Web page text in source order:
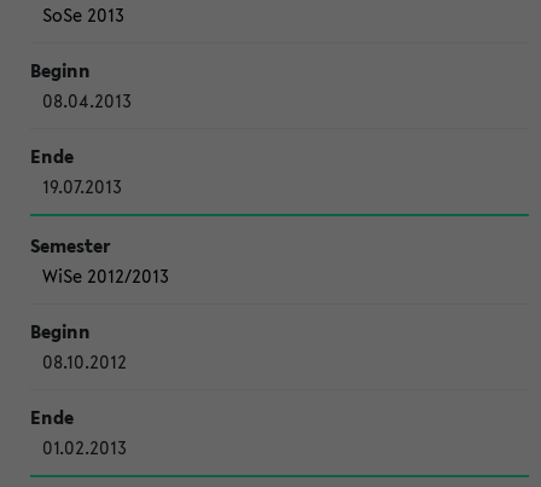
SoSe 2013
08.04.2013
19.07.2013
WiSe 2012/2013
08.10.2012
01.02.2013